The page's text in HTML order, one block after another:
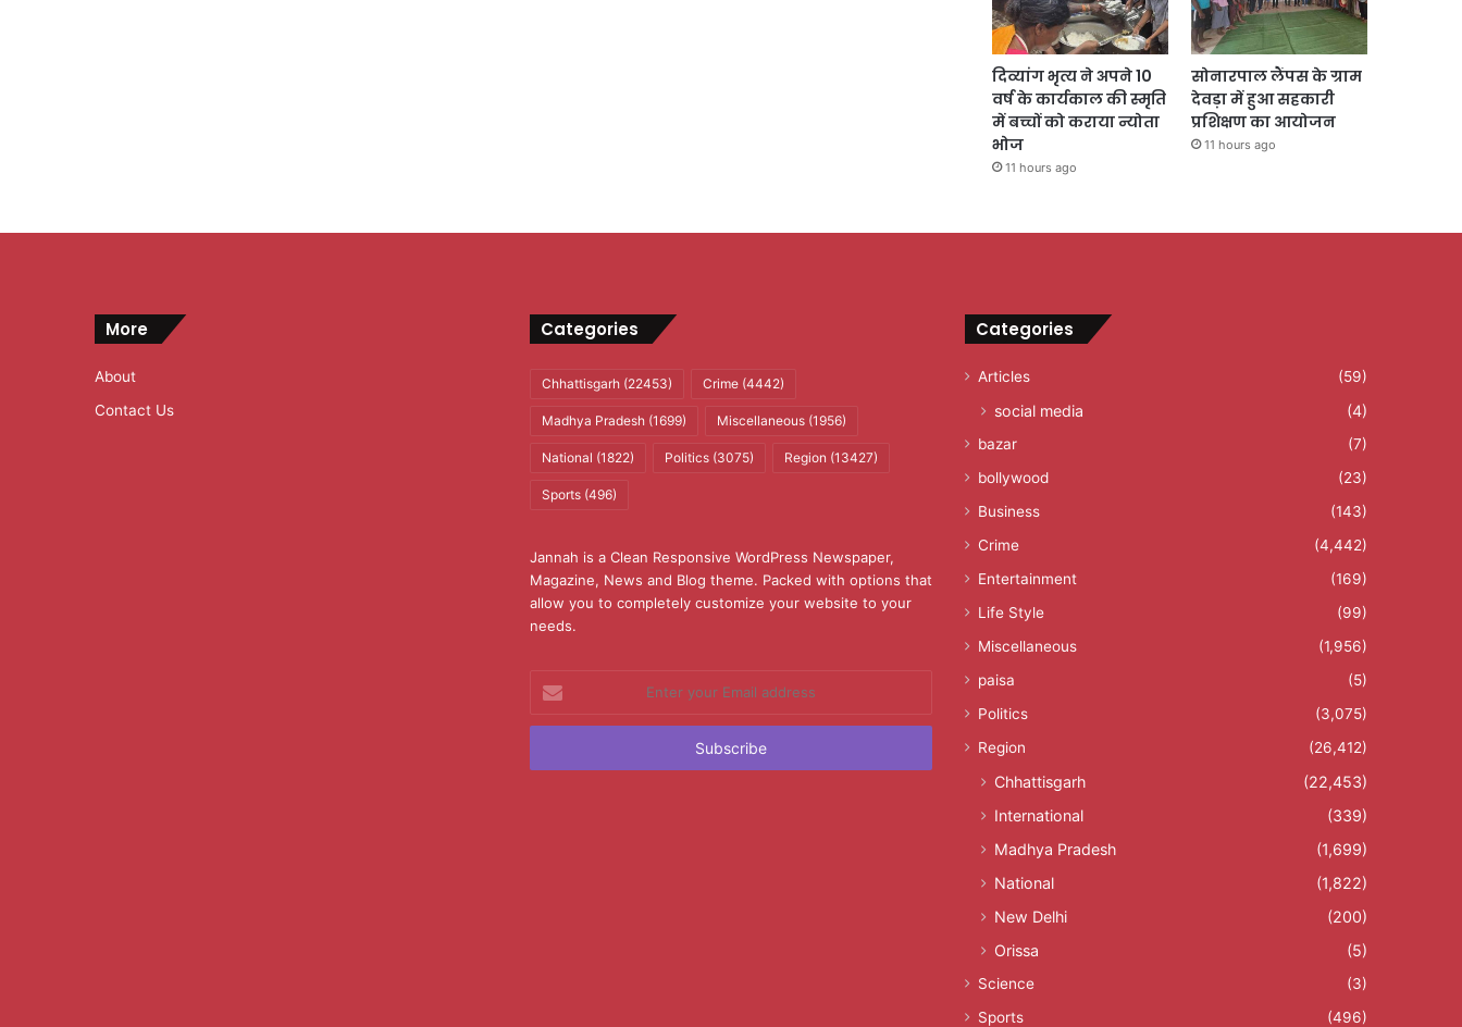
दिव्यांग भृत्य ने अपने 10
वर्ष के कार्यकाल की स्मृति
में बच्चों को कराया न्योता
भोज
11 hours ago
सोनारपाल लैंपस के ग्राम
देवड़ा में हुआ सहकारी
प्रशिक्षण का आयोजन
11 hours ago
More
About
Contact Us
Categories
Chhattisgarh(22453) Crime(4442)
Madhya Pradesh(1699) Miscellaneous(1956)
National (1822) Politics(3075) Region (13427)
Sports(496)
Jannah is a Clean Responsive WordPress Newspaper,
Magazine, News and Blog theme. Packed with options that
allow you to completely customize your website to your
needs.
Enter
your
Email
Categories
Articles (59)
social media (4)
bazar
(7)
bollywood
(23)
Business
(143)
Crime
(4,442)
Entertainment
(169)
Life Style
(99)
Miscellaneous
(1,956)
paisa
(5)
Politics
(3,075)
Region
(26,412)
Chhattisgarh
(22,453)
International
(339)
Madhya Pradesh
(1,699)
National
(1,822)
New Delhi
(200)
Orissa
(5)
Science
(3)
Sports
(496)